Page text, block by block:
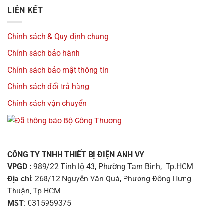
LIÊN KẾT
Chính sách & Quy định chung
Chính sách bảo hành
Chính sách bảo mật thông tin
Chính sách đổi trả hàng
Chính sách vận chuyển
CÔNG TY TNHH THIẾT BỊ ĐIỆN ANH VY
VPGD : 989/22 Tỉnh lộ 43, Phường Tam Bình, Tp.HCM
Địa chỉ: 268/12 Nguyễn Văn Quá, Phường Đông Hưng
Thuận, Tp.HCM
MST: 0315959375